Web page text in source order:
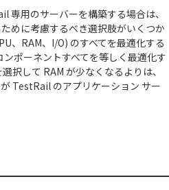
専用のサーバーを構築する場合は、
めに考慮するべき選択肢がいくつか
、RAM、I/O) のすべてを最適化する
ポーネントすべてを等しく最適化す
択して RAM が少なくなるよりは、
TestRail のアプリケーション サー